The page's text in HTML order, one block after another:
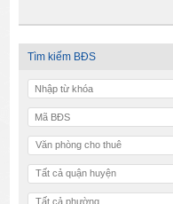
Tìm kiếm BĐS
Văn phòng cho thuê
Tất cả quận huyện
Tất cả phường